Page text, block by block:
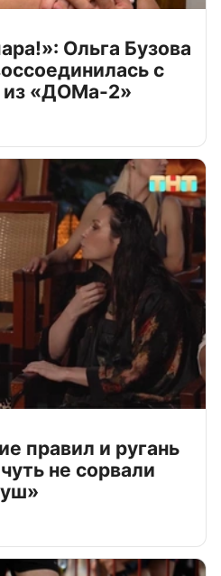
Ольга Бузова
с
«ДОМа-2»
правил и ругань
не сорвали